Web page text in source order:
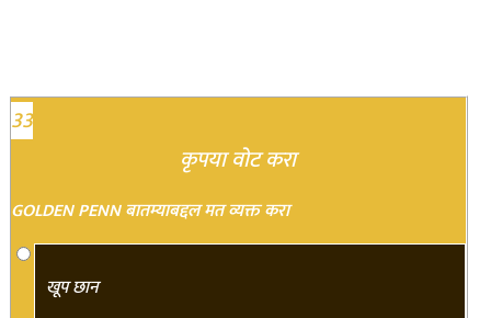
33
कृपया वोट करा
GOLDEN PENN बातम्याबद्दल मत व्यक्त करा
खूप छान